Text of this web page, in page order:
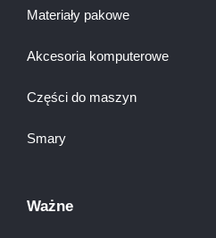
Materiały pakowe
Akcesoria komputerowe
Części do maszyn
Smary
Ważne